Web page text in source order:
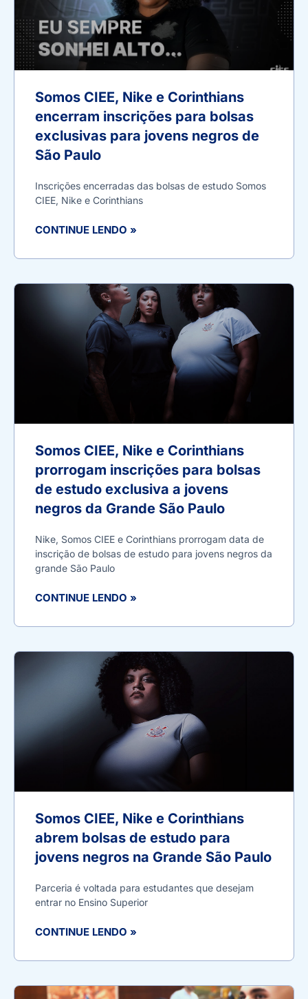
Somos CIEE, Nike e Corinthians
encerram inscrições para bolsas
exclusivas para jovens negros de
São Paulo
Inscrições encerradas das bolsas de estudo Somos
CIEE, Nike e Corinthians
CONTINUE LENDO »
Somos CIEE, Nike e Corinthians
prorrogam inscrições para bolsas
de estudo exclusiva a jovens
negros da Grande São Paulo
Nike, Somos CIEE e Corinthians prorrogam data de
inscrição de bolsas de estudo para jovens negros da
grande São Paulo
CONTINUE LENDO »
Somos CIEE, Nike e Corinthians
abrem bolsas de estudo para
jovens negros na Grande São Paulo
Parceria é voltada para estudantes que desejam
entrar no Ensino Superior
CONTINUE LENDO »